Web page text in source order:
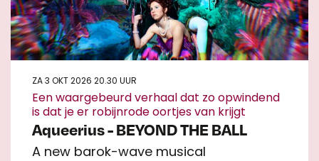
Aqueerius - BEYOND THE BALL
A new barok-wave musical
Een waargebeurd verhaal dat zo opwindend
is dat je er robijnrode oortjes van krijgt
ZA 3 OKT 2026 20.30 UUR